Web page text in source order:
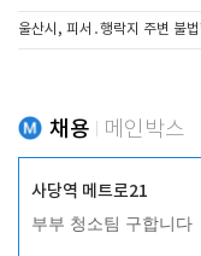
울산시, 피서․행락지 주변 불
채용 메인박스
사당역 메트로21
부부 청소팀 구합니다